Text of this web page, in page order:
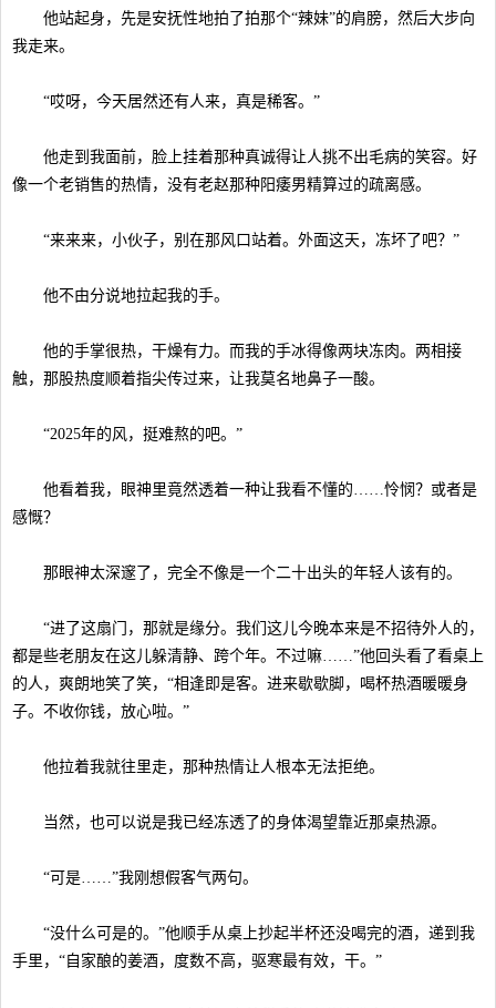
他站起身，先是安抚性地拍了拍那个“辣妹”的肩膀，然后大步向
我走来。
“哎呀，今天居然还有人来，真是稀客。”
他走到我面前，脸上挂着那种真诚得让人挑不出毛病的笑容。好
像一个老销售的热情，没有老赵那种阳痿男精算过的疏离感。
“来来来，小伙子，别在那风口站着。外面这天，冻坏了吧？”
他不由分说地拉起我的手。
他的手掌很热，干燥有力。而我的手冰得像两块冻肉。两相接
触，那股热度顺着指尖传过来，让我莫名地鼻子一酸。
“2025年的风，挺难熬的吧。”
他看着我，眼神里竟然透着一种让我看不懂的……怜悯？或者是
感慨？
那眼神太深邃了，完全不像是一个二十出头的年轻人该有的。
“进了这扇门，那就是缘分。我们这儿今晚本来是不招待外人的，
都是些老朋友在这儿躲清静、跨个年。不过嘛……”他回头看了看桌上
的人，爽朗地笑了笑，“相逢即是客。进来歇歇脚，喝杯热酒暖暖身
子。不收你钱，放心啦。”
他拉着我就往里走，那种热情让人根本无法拒绝。
当然，也可以说是我已经冻透了的身体渴望靠近那桌热源。
“可是……”我刚想假客气两句。
“没什么可是的。”他顺手从桌上抄起半杯还没喝完的酒，递到我
手里，“自家酿的姜酒，度数不高，驱寒最有效，干。”